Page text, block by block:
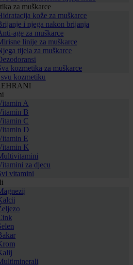
za muškarce
kože za muškarce
i njega nakon brijanja
age za muškarce
linije za muškarce
tijela za muškarce
kozmetika za muškarce
kozmetiku
A
B
C
D
E
K
za djecu
vitamini